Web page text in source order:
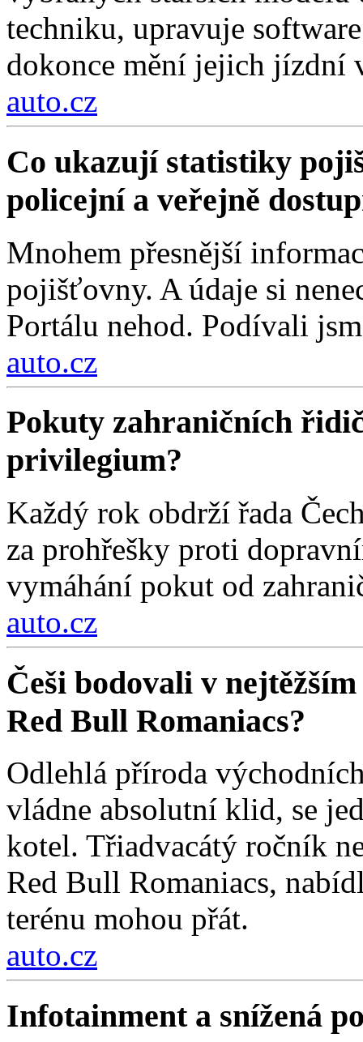
techniku, upravuje
dokonce mění jejich jízdní
auto.cz
Co ukazují statistiky
policejní a veřejně
Mnohem přesnější
pojišťovny. A údaje si
Portálu nehod. Podívali
auto.cz
Pokuty zahraničních
privilegium?
Každý rok obdrží řada
za prohřešky proti
vymáhání pokut od
auto.cz
Češi bodovali v
Red Bull Romaniacs?
Odlehlá příroda
vládne absolutní klid, se
kotel. Třiadvacátý ročník
Red Bull Romaniacs,
terénu mohou přát.
auto.cz
Infotainment a snížená